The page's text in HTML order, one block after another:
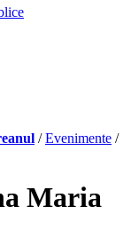
/ Evenimente /
Maria